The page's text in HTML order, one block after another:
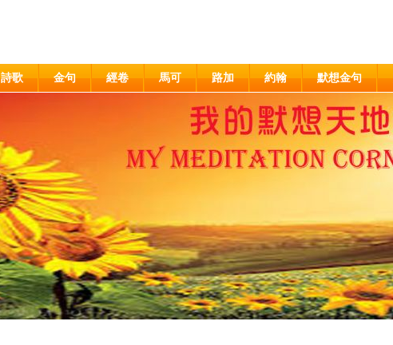
詩歌 金句 經卷 馬可 路加 約翰 默想金句